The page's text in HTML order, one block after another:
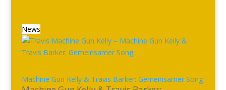
News
Machine Gun Kelly & Travis Barker: Gemeinsamer Song